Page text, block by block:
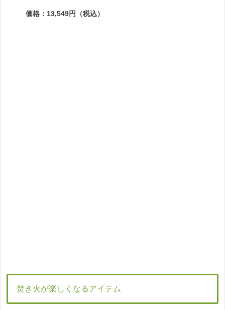
価格：13,549円（税込）
焚き火が楽しくなるアイテム